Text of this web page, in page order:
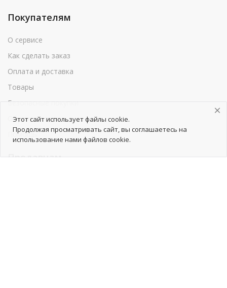
Покупателям
О сервисе
Как сделать заказ
Оплата и доставка
Товары
Безопасные покупки
Обратная связь
Помощь
Продавцам
Этот сайт использует файлы cookie.
Продолжая просматривать сайт, вы соглашаетесь на
использование нами файлов cookie.